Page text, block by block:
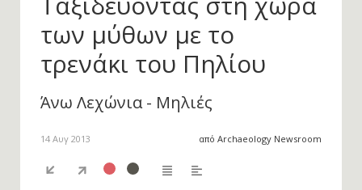
Ταξιδεύοντας στη χώρα
των μύθων με το
τρενάκι του Πηλίου
Άνω Λεχώνια - Μηλιές